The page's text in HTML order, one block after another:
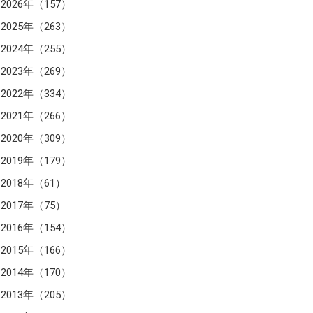
2026年（157）
2025年（263）
2024年（255）
2023年（269）
2022年（334）
2021年（266）
2020年（309）
2019年（179）
2018年（61）
2017年（75）
2016年（154）
2015年（166）
2014年（170）
2013年（205）